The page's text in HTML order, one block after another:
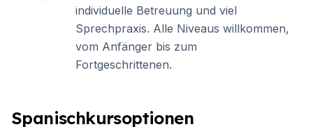
individuelle Betreuung und viel
Sprechpraxis. Alle Niveaus willkommen,
vom Anfänger bis zum
Fortgeschrittenen.
Spanischkursoptionen